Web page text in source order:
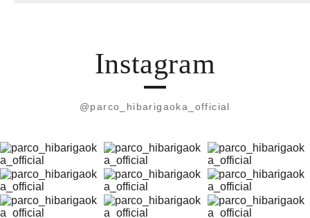
Instagram
@parco_hibarigaoka_official